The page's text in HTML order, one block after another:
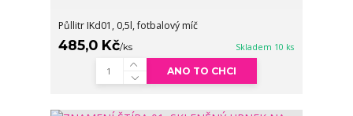
Půllitr IKd01, 0,5l, fotbalový míč
485,0 Kč/ks Skladem 10 ks
ANO TO CHCI